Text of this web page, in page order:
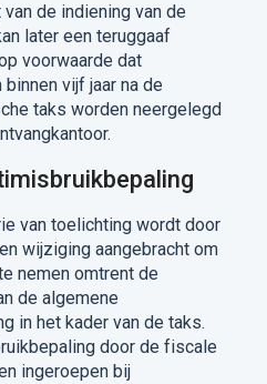
de indiening van de
later een teruggaaf
voorwaarde dat
vijf jaar na de
taks worden neergelegd
van toelichting wordt door
wijziging aangebracht om
nemen omtrent de
de algemene
in het kader van de taks.
door de fiscale
ingeroepen bij